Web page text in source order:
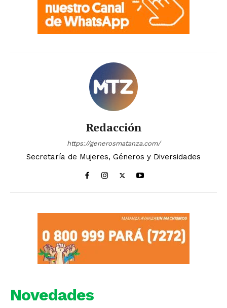
Redacción
https://generosmatanza.com/
Secretaría de Mujeres, Géneros y Diversidades
Novedades